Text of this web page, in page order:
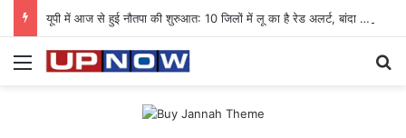
यूपी में आज से हुई नौतपा की शुरुआत: 10 जिलों में लू का है रेड अलर्ट, बांदा सबसे गर्म, 2 जून तक बढ़ेगी तपिश
Menu